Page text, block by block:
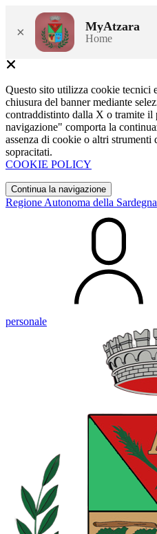
× MyAtzara
Home
Questo sito utilizza cookie tecnici
chiusura del banner mediante
contraddistinto dalla X o tramite il
navigazione" comporta la
assenza di cookie o altri
sopracitati.
COOKIE POLICY
Continua la navigazione
Regione Autonoma della Sardegna
personale